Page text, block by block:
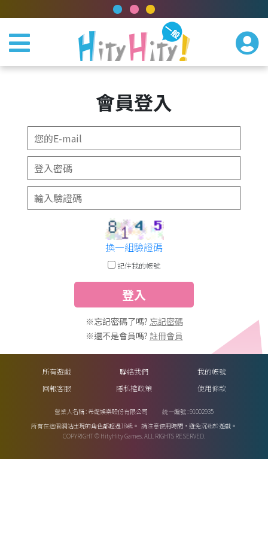
會員登入
換一組驗證碼
記住我的帳號
登入
※忘記密碼了嗎? 忘記密碼
※還不是會員嗎? 註冊會員
所有遊戲 聯絡我們
我的帳號
回報客服
隱私權政策 使用條款
營業人名稱 : 希緹娛樂股份有限公司
統一編號 : 91002935
所有在這個網站出現的角色都超過18歲。 請注意使用時間，避免沉迷於遊戲。
COPYRIGHT © HityHity Games. ALL RIGHTS RESERVED.